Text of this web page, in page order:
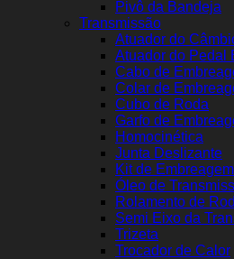
Pivô da Bandeja
Transmissão
Atuador do
Atuador do Pedal
Cabo de
Colar de
Cubo de Roda
Garfo de
Homocinética
Junta Deslizante
Kit de Embreagem
Óleo de
Rolamento de
Semi Eixo da
Trizeta
Trocador de Calor